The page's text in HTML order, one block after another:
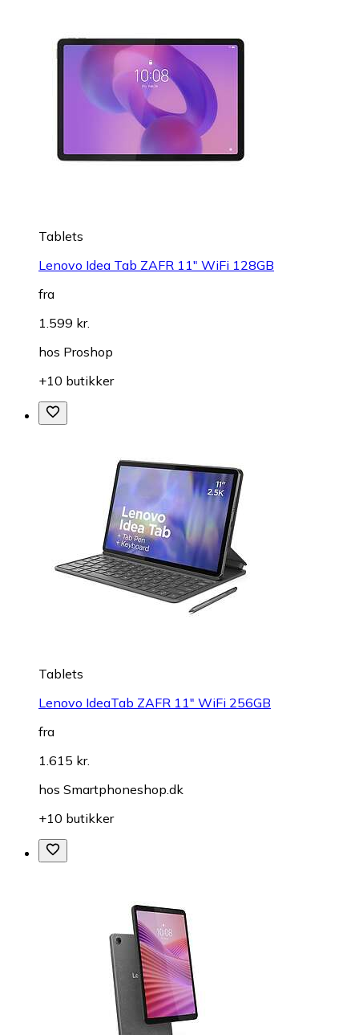
Tablets
Lenovo Idea Tab ZAFR 11" WiFi 128GB
fra
1.599 kr.
hos Proshop
+10 butikker
Tablets
Lenovo IdeaTab ZAFR 11" WiFi 256GB
fra
1.615 kr.
hos Smartphoneshop.dk
+10 butikker